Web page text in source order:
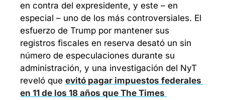
en contra del expresidente, y este – en
especial – uno de los más controversiales. El
esfuerzo de Trump por mantener sus
registros fiscales en reserva desató un sin
número de especulaciones durante su
administración, y una investigación del NyT
reveló que evitó pagar impuestos federales
en 11 de los 18 años que The Times